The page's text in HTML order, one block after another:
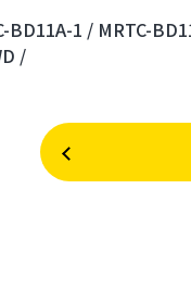
BD11A-1 / MRTC-
/